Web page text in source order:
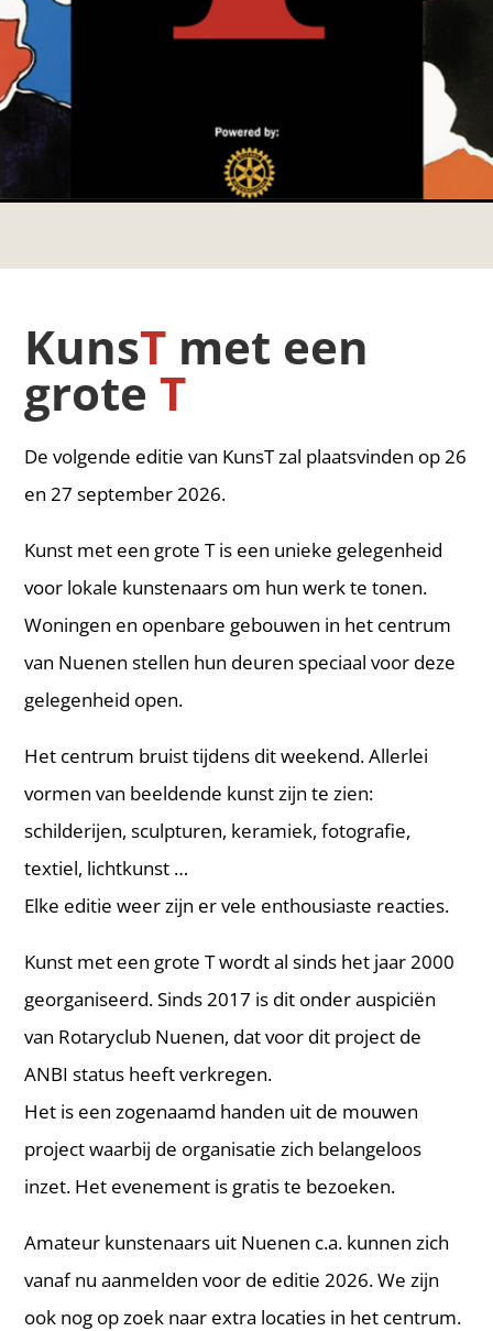
KunsT met een
groteT
De volgende editie van KunsT zal plaatsvinden op 26
en 27 september 2026.
Kunst met een grote T is een unieke gelegenheid
voor lokale kunstenaars om hun werk te tonen.
Woningen en openbare gebouwen in het centrum
van Nuenen stellen hun deuren speciaal voor deze
gelegenheid open.
Het centrum bruist tijdens dit weekend. Allerlei
vormen van beeldende kunst zijn te zien:
schilderijen, sculpturen, keramiek, fotografie,
textiel, lichtkunst …
Elke editie weer zijn er vele enthousiaste reacties.
Kunst met een grote T wordt al sinds het jaar 2000
georganiseerd. Sinds 2017 is dit onder auspiciën
van Rotaryclub Nuenen, dat voor dit project de
ANBI status heeft verkregen.
Het is een zogenaamd handen uit de mouwen
project waarbij de organisatie zich belangeloos
inzet. Het evenement is gratis te bezoeken.
Amateur kunstenaars uit Nuenen c.a. kunnen zich
vanaf nu aanmelden voor de editie 2026. We zijn
ook nog op zoek naar extra locaties in het centrum.